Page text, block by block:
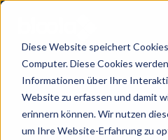
Diese Website speichert
Computer. Diese Cookies
Informationen über Ihre
Website zu erfassen und damit
erinnern können. Wir nutzen
um Ihre Website-Erfahrung zu